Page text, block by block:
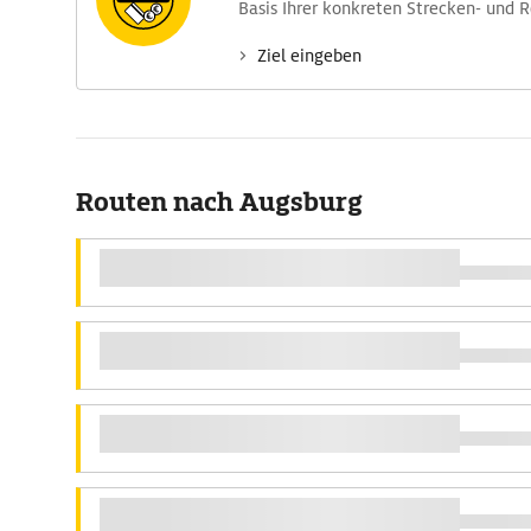
Basis Ihrer konkreten Strecken- und
Ziel eingeben
Routen nach Augsburg